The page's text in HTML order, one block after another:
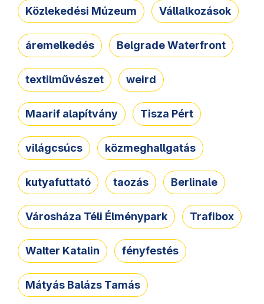
Közlekedési Múzeum Vállalkozások
áremelkedés Belgrade Waterfront
textilművészet weird
Maarif alapítvány Tisza Pért
világcsúcs közmeghallgatás
kutyafuttató taozás Berlinale
Városháza Téli Élménypark Trafibox
Walter Katalin fényfestés
Mátyás Balázs Tamás